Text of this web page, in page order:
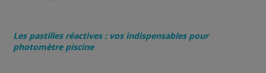
Les pastilles réactives : vos indispensables pour
photomètre piscine